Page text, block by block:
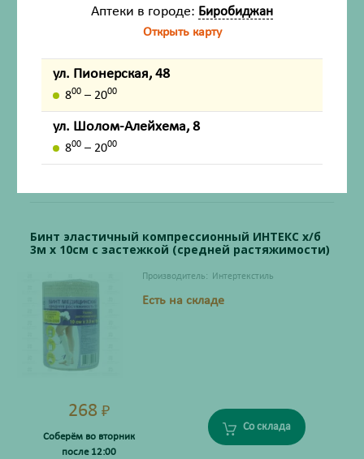
Производитель: Интертекстиль
Есть на складе
330₽
Соберём во вторник
Бинт эластичный компрессионный ИНТЕКС х/б
3м х 10см с застежкой (средней растяжимости)
Производитель: Интертекстиль
Есть на складе
268 ₽
Соберём во вторник
после 12:00
Со склада
Аптеки в городе: Биробиджан
Открыть карту
ул. Пионерская, 48
800 – 2000
ул. Шолом-Алейхема, 8
800 – 2000